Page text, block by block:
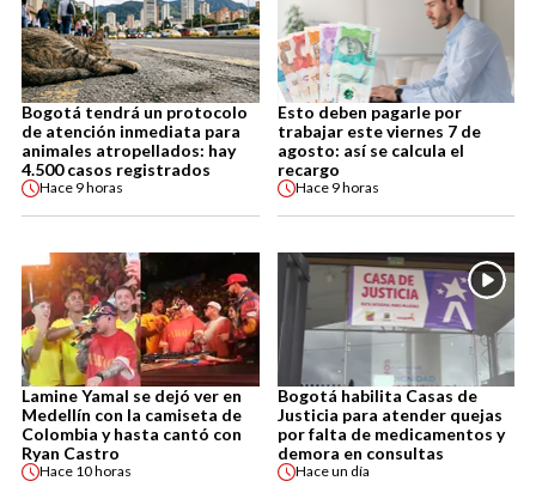
Bogotá tendrá un protocolo
de atención inmediata para
animales atropellados: hay
4.500 casos registrados
Hace 9 horas
Esto deben pagarle por
trabajar este viernes 7 de
agosto: así se calcula el
recargo
Hace 9 horas
Lamine Yamal se dejó ver en
Medellín con la camiseta de
Colombia y hasta cantó con
Ryan Castro
Hace 10 horas
Bogotá habilita Casas de
Justicia para atender quejas
por falta de medicamentos y
demora en consultas
Haceun día